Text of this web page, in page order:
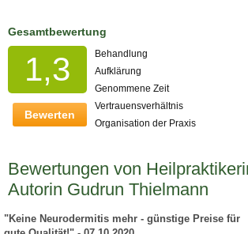
Gesamtbewertung
1,3
Bewerten
Behandlung
Aufklärung
Genommene Zeit
Vertrauensverhältnis
Organisation der Praxis
Bewertungen von
Autorin Gudrun Thielmann
"Keine Neurodermitis mehr - günstige Preise für